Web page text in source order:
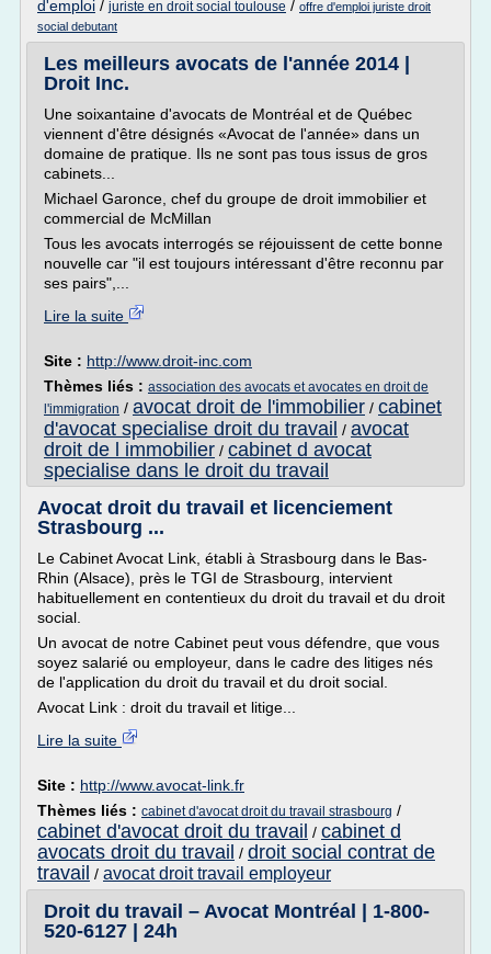
d'emploi / juriste en droit social toulouse / offre d'emploi juriste droit
social debutant
Les meilleurs avocats de l'année 2014 |
Droit Inc.
Une soixantaine d'avocats de Montréal et de Québec
viennent d'être désignés «Avocat de l'année» dans un
domaine de pratique. Ils ne sont pas tous issus de gros
cabinets...
Michael Garonce, chef du groupe de droit immobilier et
commercial de McMillan
Tous les avocats interrogés se réjouissent de cette bonne
nouvelle car "il est toujours intéressant d'être reconnu par
ses pairs",...
Lire la suite
Site : http://www.droit-inc.com
Thèmes liés : association des avocats et avocates en droit de
l'immigration / avocat droit de l'immobilier / cabinet
d'avocat specialise droit du travail / avocat
droit de l immobilier / cabinet d avocat
specialise dans le droit du travail
Avocat droit du travail et licenciement
Strasbourg ...
Le Cabinet Avocat Link, établi à Strasbourg dans le Bas-
Rhin (Alsace), près le TGI de Strasbourg, intervient
habituellement en contentieux du droit du travail et du droit
social.
Un avocat de notre Cabinet peut vous défendre, que vous
soyez salarié ou employeur, dans le cadre des litiges nés
de l'application du droit du travail et du droit social.
Avocat Link : droit du travail et litige...
Lire la suite
Site : http://www.avocat-link.fr
Thèmes liés : cabinet d'avocat droit du travail strasbourg /
cabinet d'avocat droit du travail / cabinet d
avocats droit du travail / droit social contrat de
travail / avocat droit travail employeur
Droit du travail – Avocat Montréal | 1-800-
520-6127 | 24h